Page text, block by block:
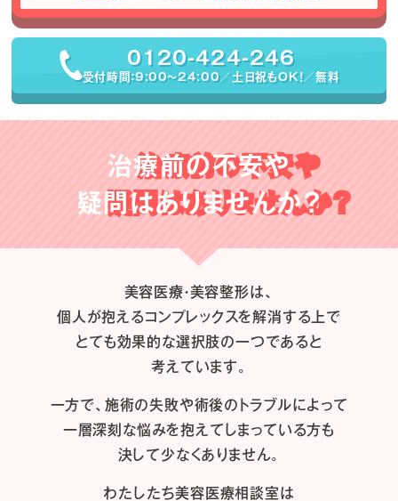
0120-424-246
受付時間：9:00〜24:00／土日祝もOK！／無料
治療前の不安や
疑問はありませんか？
美容医療・美容整形は、
個人が抱えるコンプレックスを解消する上で
とても効果的な選択肢の一つであると
考えています。
一方で、施術の失敗や術後のトラブルによって
一層深刻な悩みを抱えてしまっている方も
決して少なくありません。
わたしたち美容医療相談室は